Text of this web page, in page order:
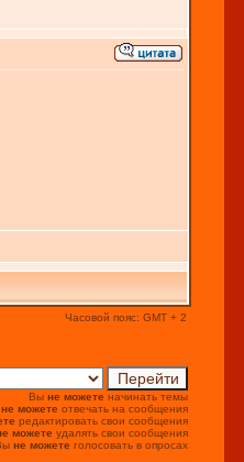
Часовой пояс: GMT + 2
Вы не можете начинать темы
не можете отвечать на сообщения
редактировать свои сообщения
можете удалять свои сообщения
не можете голосовать в опросах